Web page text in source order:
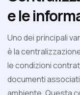
e le
Uno dei principali
è la
le condizioni
documenti